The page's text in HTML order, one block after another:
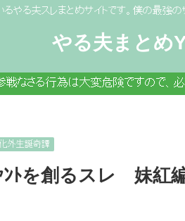
るやる夫スレまとめサイトです。僕の最強の
やる夫まとめ
なさる行為は大変危険ですので、
化外生誕奇譚
ﾝﾄを創るスレ 妹